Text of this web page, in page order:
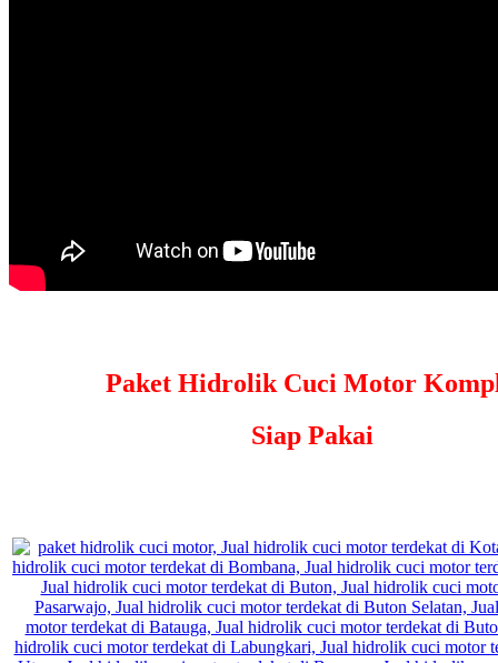
Paket Hidrolik Cuci Motor
Siap Pakai